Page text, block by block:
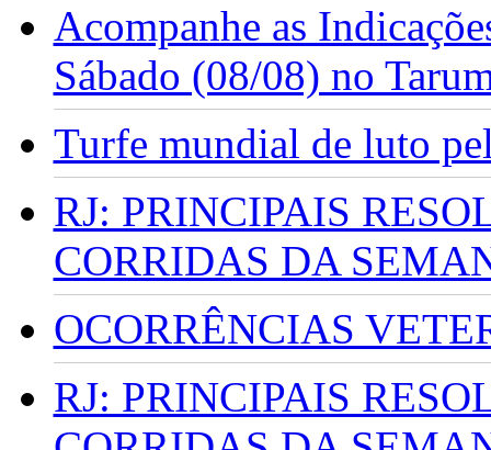
Acompanhe as
Sábado (08/08) no
Turfe mundial de luto
RJ: PRINCIPAIS
CORRIDAS DA
OCORRÊNCIAS
RJ: PRINCIPAIS